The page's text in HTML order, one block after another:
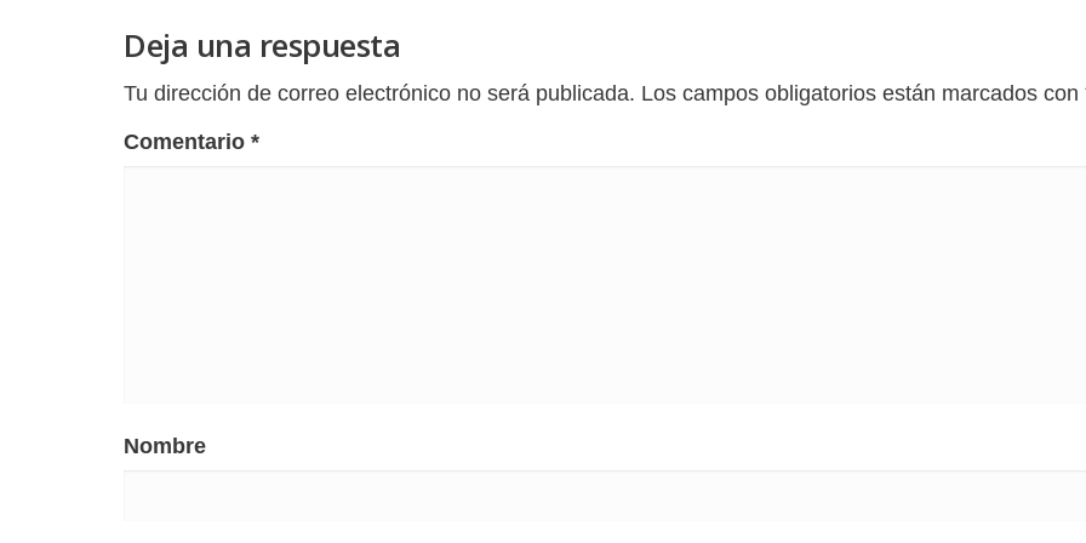
Deja una respuesta
Tu dirección de correo electrónico no será publicada. Los campos obligatorios están marcados con
Comentario *
Nombre